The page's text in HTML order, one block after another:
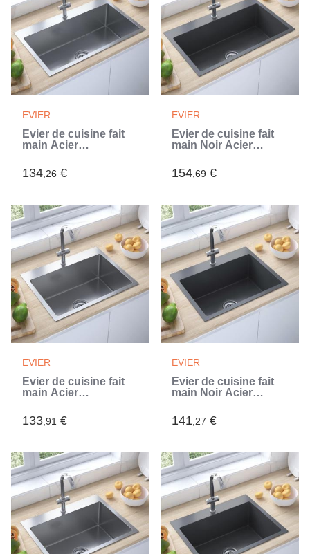
EVIER
Évier de cuisine fait
main Acier
134,26 €
EVIER
Évier de cuisine fait
main Noir Acier
154,69 €
EVIER
Évier de cuisine fait
main Acier
133,91 €
EVIER
Évier de cuisine fait
main Noir Acier
141,27 €